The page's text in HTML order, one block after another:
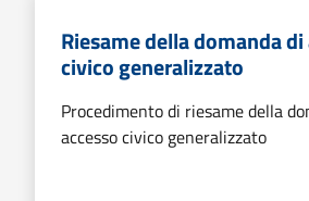
Riesame della domanda di
civico generalizzato
Procedimento di riesame della
accesso civico generalizzato